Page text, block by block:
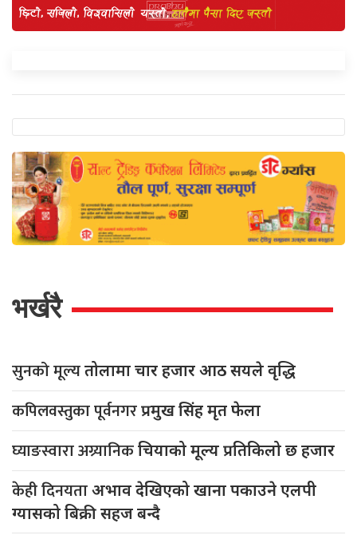
भर्खरै
सुनको मूल्यतोलामा चार हजार आठ सयले वृद्धि
कपिलवस्तुका पूर्वनगरप्रमुख सिंह मृत फेला
घ्याङस्वारा अग्र्यानिकचियाको मूल्य प्रतिकिलो छ हजार
केही दिनयताअभाव देखिएको खाना पकाउने एलपी
ग्यासको बिक्री सहज बन्दै